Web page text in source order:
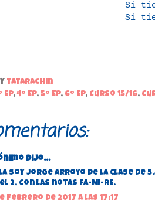
Si
Si
tatarachin
EP,4º EP, 5º EP, 6º EP, Curso 15/16,
dijo...
soy Jorge Arroyo de la clase de
2, con las notas FA-MI-RE.
febrero de 2017 a las 17:17